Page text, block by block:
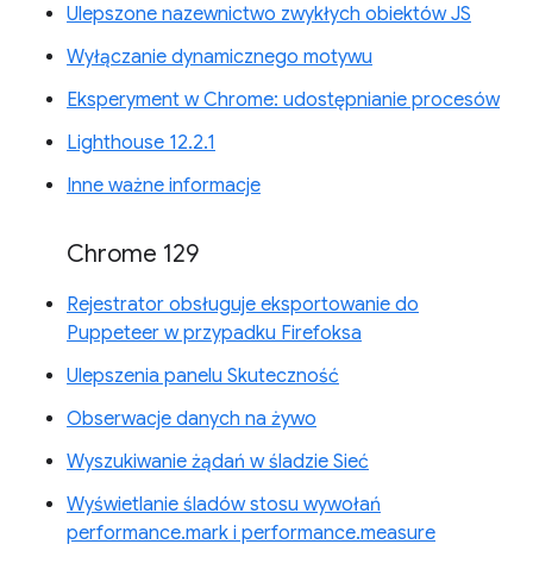
Ulepszone nazewnictwo zwykłych obiektów JS
Wyłączanie dynamicznego motywu
Eksperyment w Chrome: udostępnianie procesów
Lighthouse 12.2.1
Inne ważne informacje
Chrome 129
Rejestrator obsługuje eksportowanie do
Puppeteer w przypadku Firefoksa
Ulepszenia panelu Skuteczność
Obserwacje danych na żywo
Wyszukiwanie żądań w śladzie Sieć
Wyświetlanie śladów stosu wywołań
performance.mark i performance.measure